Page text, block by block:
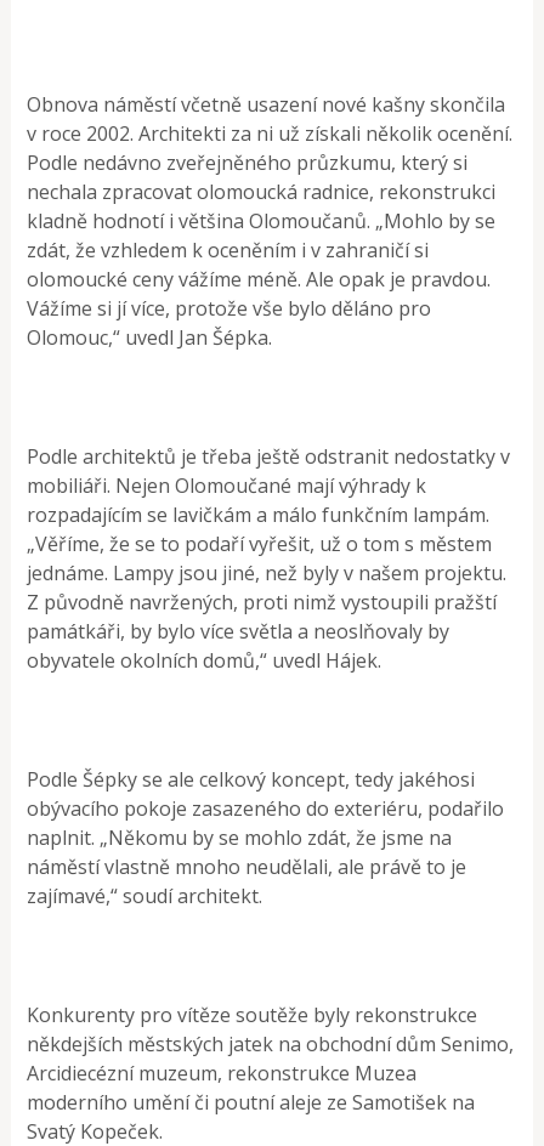
Obnova náměstí včetně usazení nové kašny skončila
v roce 2002. Architekti za ni už získali několik ocenění.
Podle nedávno zveřejněného průzkumu, který si
nechala zpracovat olomoucká radnice, rekonstrukci
kladně hodnotí i většina Olomoučanů. „Mohlo by se
zdát, že vzhledem k oceněním i v zahraničí si
olomoucké ceny vážíme méně. Ale opak je pravdou.
Vážíme si jí více, protože vše bylo děláno pro
Olomouc,“ uvedl Jan Šépka.
Podle architektů je třeba ještě odstranit nedostatky v
mobiliáři. Nejen Olomoučané mají výhrady k
rozpadajícím se lavičkám a málo funkčním lampám.
„Věříme, že se to podaří vyřešit, už o tom s městem
jednáme. Lampy jsou jiné, než byly v našem projektu.
Z původně navržených, proti nimž vystoupili pražští
památkáři, by bylo více světla a neoslňovaly by
obyvatele okolních domů,“ uvedl Hájek.
Podle Šépky se ale celkový koncept, tedy jakéhosi
obývacího pokoje zasazeného do exteriéru, podařilo
naplnit. „Někomu by se mohlo zdát, že jsme na
náměstí vlastně mnoho neudělali, ale právě to je
zajímavé,“ soudí architekt.
Konkurenty pro vítěze soutěže byly rekonstrukce
někdejších městských jatek na obchodní dům Senimo,
Arcidiecézní muzeum, rekonstrukce Muzea
moderního umění či poutní aleje ze Samotišek na
Svatý Kopeček.